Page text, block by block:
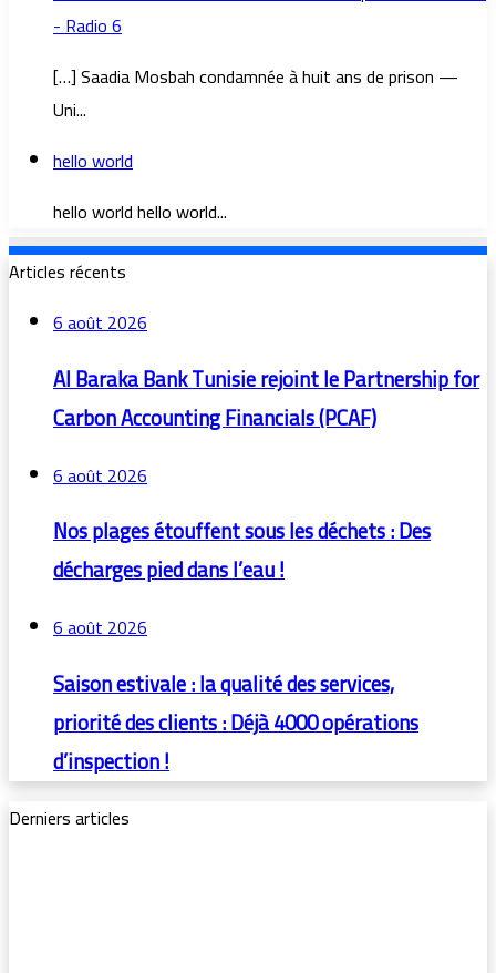
- Radio 6
[…] Saadia Mosbah condamnée à huit ans de prison —
Uni...
hello world
hello world hello world...
Articles récents
6 août 2026
Al Baraka Bank Tunisie rejoint le Partnership for
Carbon Accounting Financials (PCAF)
6 août 2026
Nos plages étouffent sous les déchets : Des
décharges pied dans l’eau !
6 août 2026
Saison estivale : la qualité des services,
priorité des clients : Déjà 4000 opérations
d’inspection !
Derniers articles